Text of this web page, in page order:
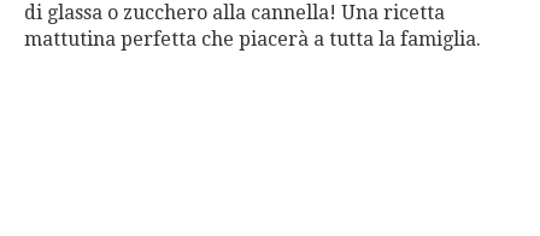
di glassa o zucchero alla cannella! Una ricetta
mattutina perfetta che piacerà a tutta la famiglia.